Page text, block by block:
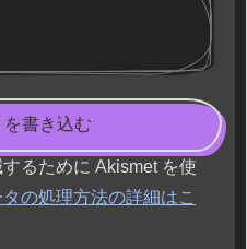
を書き込む
るために Akismet を使
の処理方法の詳細はこ